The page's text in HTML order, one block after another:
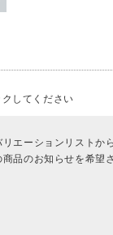
してください
リエーションリストか
品のお知らせを希望